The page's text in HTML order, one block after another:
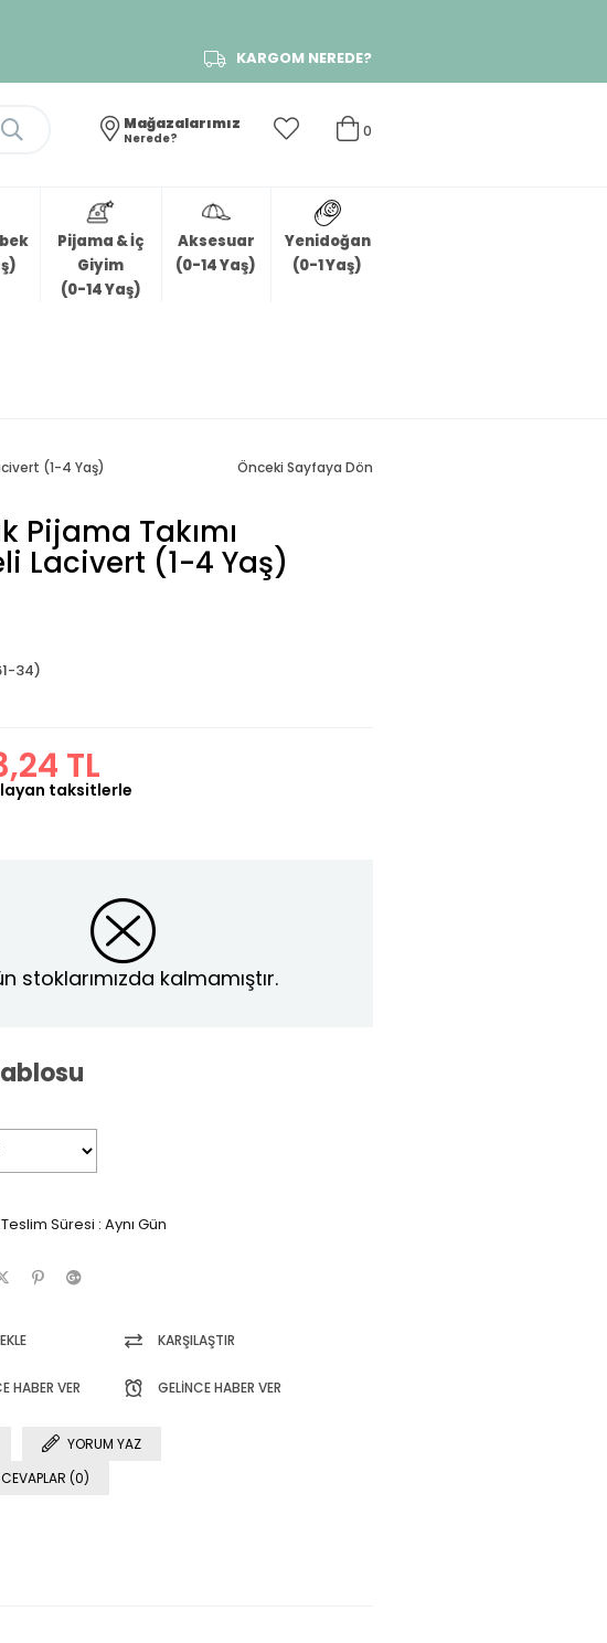
KARGOM NEREDE?
0
Mağazalarımız
Nerede?
Pijama & İç
Giyim
(0-14 Yaş)
Aksesuar
(0-14 Yaş)
Yenidoğan
(0-1 Yaş)
(1-4 Yaş) Önceki Sayfaya Dön
Pijama Takımı
Lacivert (1-4 Yaş)
34)
TL
taksitlerle
stoklarımızda kalmamıştır.
Süresi : Aynı Gün
KARŞILAŞTIR
HABER VER GELINCE HABER VER
YORUM YAZ
(0)